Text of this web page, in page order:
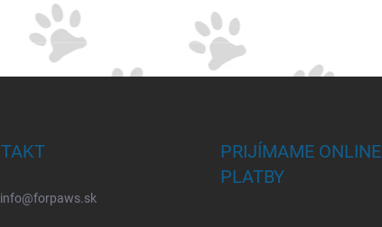
info@forpaws.sk
PRIJÍMAME ONLINE
PLATBY